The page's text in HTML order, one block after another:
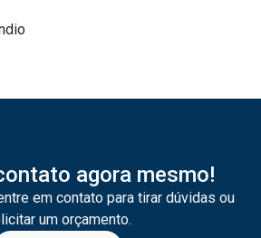
agora mesmo!
em contato para tirar dúvidas ou
um orçamento.